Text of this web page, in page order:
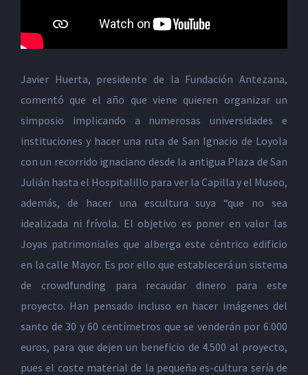
Javier Huerta, presidente de la Fundación Antezana,
comentó que el año que viene quieren organizar un
simposio implicando a numerosas universidades e
instituciones y hacer una ruta de San Ignacio de Loyola
con un recorrido ignaciano desde la antigua Plaza de San
Julián hasta el Hospitalillo para ver la Capilla y el Museo,
además, de hacer una escultura suya “que no sea
idealizada ni frívola. El objetivo es poner en valor las
Joyas patrimoniales que alberga este céntrico edificio
en la calle Mayor. Es por ello que establecerá un sistema
de crowdfunding para recaudar dinero para este
proyecto. Han pensado incluso en hacer imágenes del
santo de 30 y 60 centímetros que se venderán por 6.000
euros, para que dejen un beneficio de 4.500 al proyecto,
pues el coste material de la pequeña es-cultura sería de